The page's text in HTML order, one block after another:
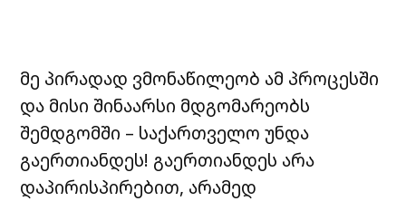
მე პირადად ვმონაწილეობ ამ პროცესში
და მისი შინაარსი მდგომარეობს
შემდგომში – საქართველო უნდა
გაერთიანდეს! გაერთიანდეს არა
დაპირისპირებით, არამედ